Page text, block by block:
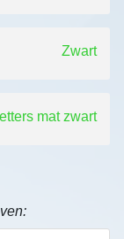
Zwart
mat zwart